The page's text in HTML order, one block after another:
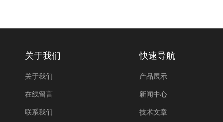
关于我们
关于我们
在线留言
联系我们
快速导航
产品展示
新闻中心
技术文章